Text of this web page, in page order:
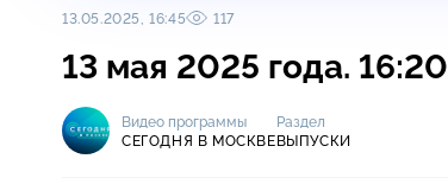
13.05.2025, 16:45 117
13 мая 2025 года. 16:20
Видео программы
СЕГОДНЯ В МОСКВЕ
Раздел
ВЫПУСКИ